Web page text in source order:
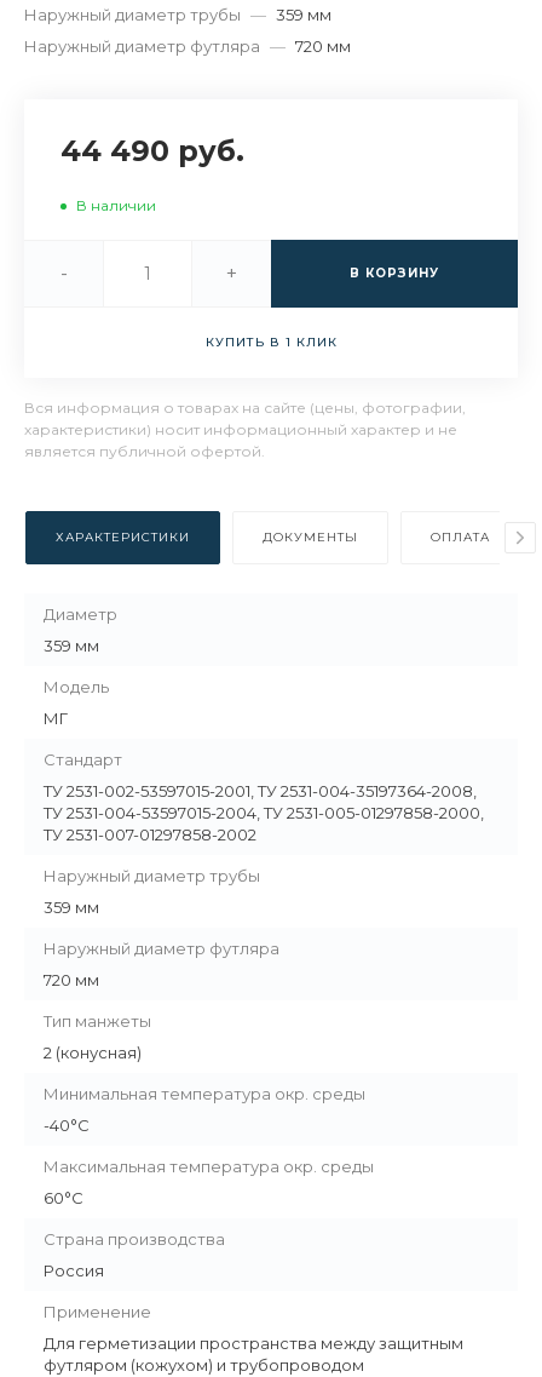
Наружный диаметр трубы — 359 мм
Наружный диаметр футляра — 720 мм
44 490 руб.
В наличии
- + В КОРЗИНУ
КУПИТЬ В 1 КЛИК
Вся информация о товарах на сайте (цены, фотографии,
характеристики) носит информационный характер и не
является публичной офертой.
ХАРАКТЕРИСТИКИ ДОКУМЕНТЫ ОПЛАТА
Диаметр
359 мм
Модель
МГ
Стандарт
ТУ 2531-002-53597015-2001, ТУ 2531-004-35197364-2008,
ТУ 2531-004-53597015-2004, ТУ 2531-005-01297858-2000,
ТУ 2531-007-01297858-2002
Наружный диаметр трубы
359 мм
Наружный диаметр футляра
720 мм
Тип манжеты
2 (конусная)
Минимальная температура окр. среды
-40°C
Максимальная температура окр. среды
60°C
Страна производства
Россия
Применение
Для герметизации пространства между защитным
футляром (кожухом) и трубопроводом